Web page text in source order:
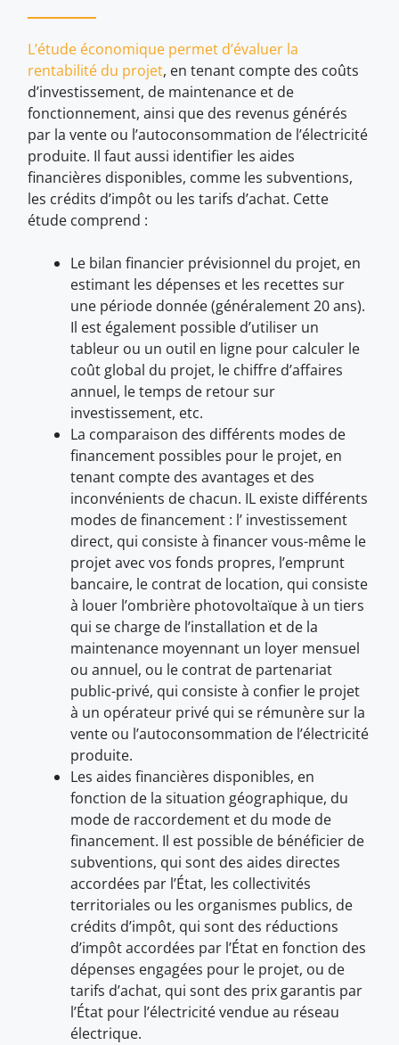
L’étude économique permet d’évaluer la
rentabilité du projet, en tenant compte des coûts
d’investissement, de maintenance et de
fonctionnement, ainsi que des revenus générés
par la vente ou l’autoconsommation de l’électricité
produite. Il faut aussi identifier les aides
financières disponibles, comme les subventions,
les crédits d’impôt ou les tarifs d’achat. Cette
étude comprend :
Le bilan financier prévisionnel du projet, en
estimant les dépenses et les recettes sur
une période donnée (généralement 20 ans).
Il est également possible d’utiliser un
tableur ou un outil en ligne pour calculer le
coût global du projet, le chiffre d’affaires
annuel, le temps de retour sur
investissement, etc.
La comparaison des différents modes de
financement possibles pour le projet, en
tenant compte des avantages et des
inconvénients de chacun. IL existe différents
modes de financement : l’ investissement
direct, qui consiste à financer vous-même le
projet avec vos fonds propres, l’emprunt
bancaire, le contrat de location, qui consiste
à louer l’ombrière photovoltaïque à un tiers
qui se charge de l’installation et de la
maintenance moyennant un loyer mensuel
ou annuel, ou le contrat de partenariat
public-privé, qui consiste à confier le projet
à un opérateur privé qui se rémunère sur la
vente ou l’autoconsommation de l’électricité
produite.
Les aides financières disponibles, en
fonction de la situation géographique, du
mode de raccordement et du mode de
financement. Il est possible de bénéficier de
subventions, qui sont des aides directes
accordées par l’État, les collectivités
territoriales ou les organismes publics, de
crédits d’impôt, qui sont des réductions
d’impôt accordées par l’État en fonction des
dépenses engagées pour le projet, ou de
tarifs d’achat, qui sont des prix garantis par
l’État pour l’électricité vendue au réseau
électrique.